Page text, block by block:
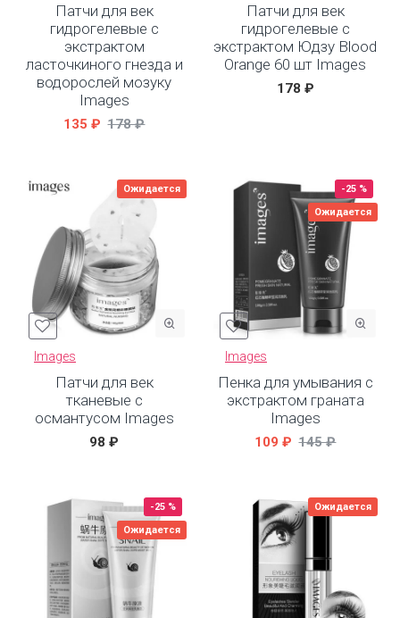
Патчи для век
гидрогелевые с
экстрактом
ласточкиного гнезда и
водорослей мозуку
Images
135 ₽ 178 ₽
Патчи для век
гидрогелевые с
экстрактом Юдзу Blood
Orange 60 шт Images
178 ₽
Ожидается
Images
Патчи для век
тканевые с
османтусом Images
98 ₽
-25 %
Ожидается
Images
Пенка для умывания с
экстрактом граната
Images
109 ₽ 145 ₽
-25 %
Ожидается
Ожидается